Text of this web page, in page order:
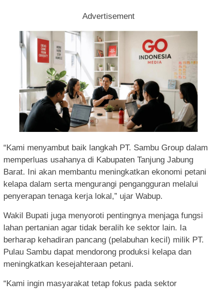
Advertisement
“Kami menyambut baik langkah PT. Sambu Group dalam
memperluas usahanya di Kabupaten Tanjung Jabung
Barat. Ini akan membantu meningkatkan ekonomi petani
kelapa dalam serta mengurangi pengangguran melalui
penyerapan tenaga kerja lokal,” ujar Wabup.
Wakil Bupati juga menyoroti pentingnya menjaga fungsi
lahan pertanian agar tidak beralih ke sektor lain. Ia
berharap kehadiran pancang (pelabuhan kecil) milik PT.
Pulau Sambu dapat mendorong produksi kelapa dan
meningkatkan kesejahteraan petani.
“Kami ingin masyarakat tetap fokus pada sektor